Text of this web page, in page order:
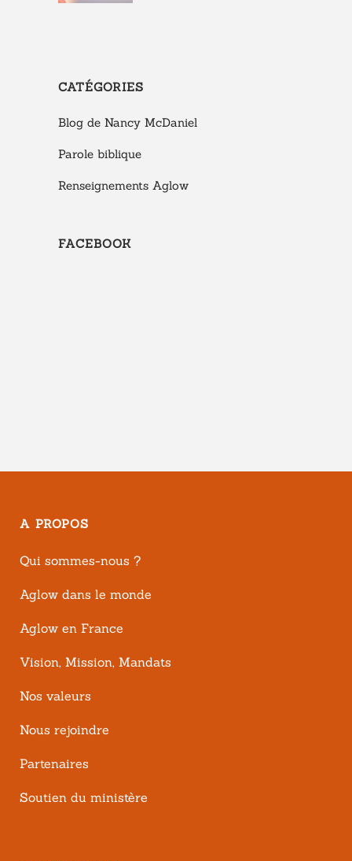
CATÉGORIES
Blog de Nancy McDaniel
Parole biblique
Renseignements Aglow
FACEBOOK
A PROPOS
Qui sommes-nous ?
Aglow dans le monde
Aglow en France
Vision, Mission, Mandats
Nos valeurs
Nous rejoindre
Partenaires
Soutien du ministère